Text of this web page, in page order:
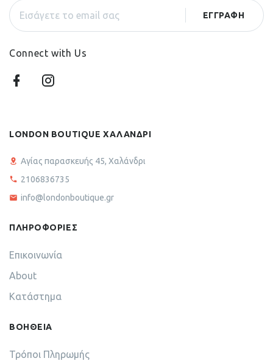
Connect with Us
LONDON BOUTIQUE ΧΑΛΑΝΔΡΙ
Αγίας παρασκευής 45, Χαλάνδρι
2106836735
info@londonboutique.gr
ΠΛΗΡΟΦΟΡΙΕΣ
Επικοινωνία
About
Κατάστημα
ΒΟΗΘΕΙΑ
Τρόποι Πληρωμής